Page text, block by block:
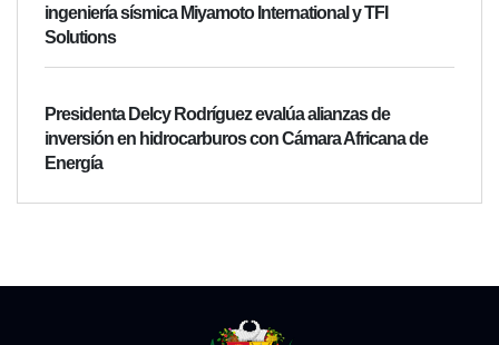
ingeniería sísmica Miyamoto International y TFI
Solutions
Presidenta Delcy Rodríguez evalúa alianzas de
inversión en hidrocarburos con Cámara Africana de
Energía